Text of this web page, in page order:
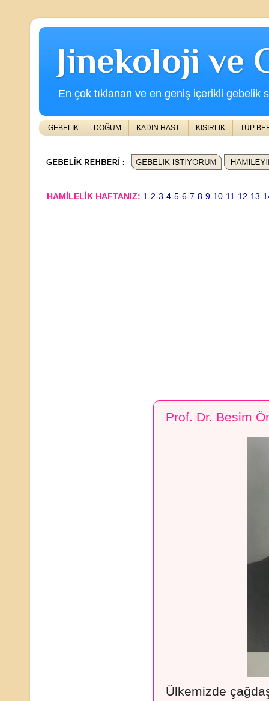
Jinekoloji ve
En çok tıklanan ve en geniş içerikli gebelik
GEBELİK DOĞUM KADIN HAST. KISIRLIK TÜP
HAMİLELİK HAFTANIZ: 1-2-3-4-5-6-7-8-9-10-11-12-13-
Prof. Dr. Besim
Ülkemizde